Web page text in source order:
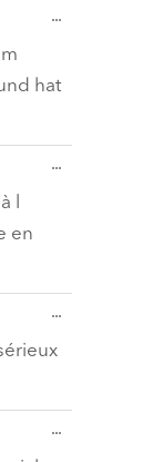
hat
...Diese
l
en
...Diese
...Diese
...Diese